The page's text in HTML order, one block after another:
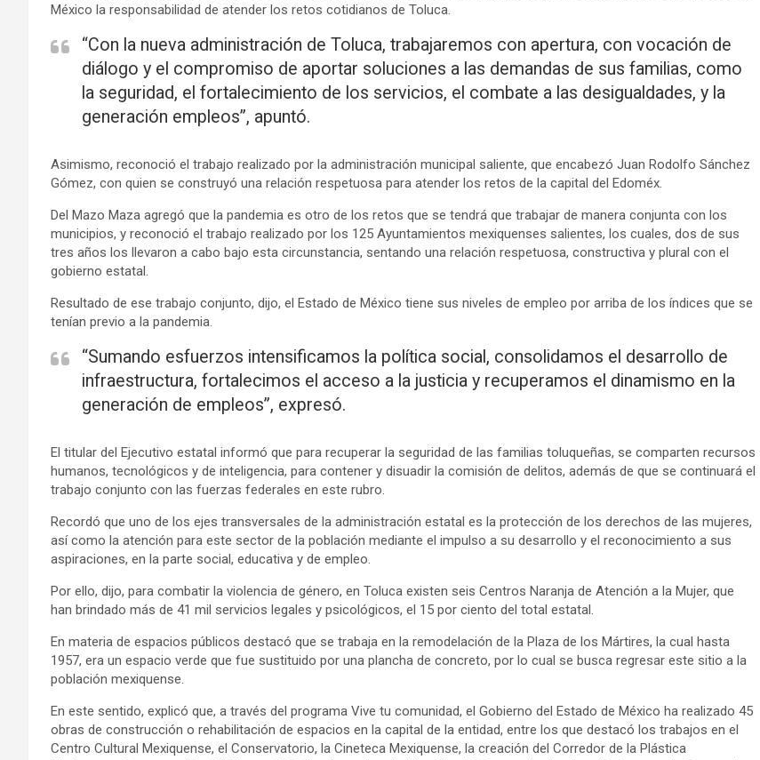
México la responsabilidad de atender los retos cotidianos de Toluca.
“Con la nueva administración de Toluca, trabajaremos con apertura, con vocación de
diálogo y el compromiso de aportar soluciones a las demandas de sus familias, como
la seguridad, el fortalecimiento de los servicios, el combate a las desigualdades, y la
generación empleos”, apuntó.
Asimismo, reconoció el trabajo realizado por la administración municipal saliente, que encabezó Juan Rodolfo Sánchez
Gómez, con quien se construyó una relación respetuosa para atender los retos de la capital del Edoméx.
Del Mazo Maza agregó que la pandemia es otro de los retos que se tendrá que trabajar de manera conjunta con los
municipios, y reconoció el trabajo realizado por los 125 Ayuntamientos mexiquenses salientes, los cuales, dos de sus
tres años los llevaron a cabo bajo esta circunstancia, sentando una relación respetuosa, constructiva y plural con el
gobierno estatal.
Resultado de ese trabajo conjunto, dijo, el Estado de México tiene sus niveles de empleo por arriba de los índices que se
tenían previo a la pandemia.
“Sumando esfuerzos intensificamos la política social, consolidamos el desarrollo de
infraestructura, fortalecimos el acceso a la justicia y recuperamos el dinamismo en la
generación de empleos”, expresó.
El titular del Ejecutivo estatal informó que para recuperar la seguridad de las familias toluqueñas, se comparten recursos
humanos, tecnológicos y de inteligencia, para contener y disuadir la comisión de delitos, además de que se continuará el
trabajo conjunto con las fuerzas federales en este rubro.
Recordó que uno de los ejes transversales de la administración estatal es la protección de los derechos de las mujeres,
así como la atención para este sector de la población mediante el impulso a su desarrollo y el reconocimiento a sus
aspiraciones, en la parte social, educativa y de empleo.
Por ello, dijo, para combatir la violencia de género, en Toluca existen seis Centros Naranja de Atención a la Mujer, que
han brindado más de 41 mil servicios legales y psicológicos, el 15 por ciento del total estatal.
En materia de espacios públicos destacó que se trabaja en la remodelación de la Plaza de los Mártires, la cual hasta
1957, era un espacio verde que fue sustituido por una plancha de concreto, por lo cual se busca regresar este sitio a la
población mexiquense.
En este sentido, explicó que, a través del programa Vive tu comunidad, el Gobierno del Estado de México ha realizado 45
obras de construcción o rehabilitación de espacios en la capital de la entidad, entre los que destacó los trabajos en el
Centro Cultural Mexiquense, el Conservatorio, la Cineteca Mexiquense, la creación del Corredor de la Plástica